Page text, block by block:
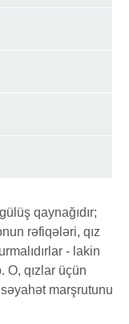
qaynağıdır;
rəfiqələri, qız
- lakin
O, qızlar üçün
marşrutunu